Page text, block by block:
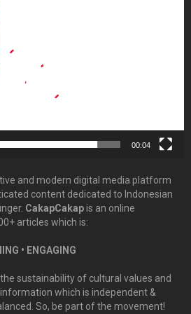
00:04
and modern digital media platform
content dedicated to Indonesian
CakapCakapis an online
articles which is:
• ENGAGING
sustainability of cultural values and
which is independent &
So, be part of the movement!